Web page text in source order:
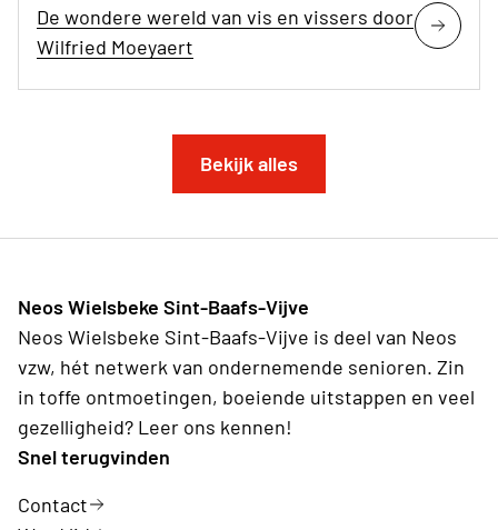
De wondere wereld van vis en vissers door
Wilfried Moeyaert
Bekijk alles
Neos Wielsbeke Sint-Baafs-Vijve
Neos Wielsbeke Sint-Baafs-Vijve is deel van Neos
vzw, hét netwerk van ondernemende senioren. Zin
in toffe ontmoetingen, boeiende uitstappen en veel
gezelligheid? Leer ons kennen!
Snel terugvinden
Contact